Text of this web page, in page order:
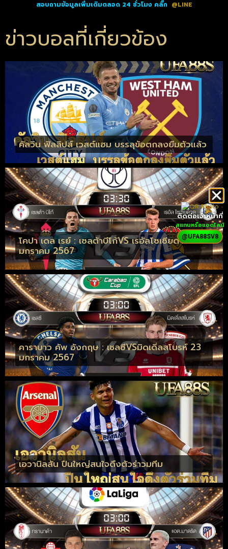
สอบถามข้อมูลเพิ่มเติมตลอด 24 ชั่วโมง คลิ๊ก @LINE
ข่าวบอลที่เกี่ยวข้อง
คัลวิน ฟิลลิปส์ เวสต์แฮม บรรลุข้อตกลงยืมตัวแล้ว
โคปา เดล เรย์ : เซลต้าบีโก้VS เรอัลโซเซียดาด 23
มกราคม 2567
คาราบาว คัพ อังกฤษ : เชลซีVSมิดเดิ่ลสโบรห์ 23
มกราคม 2567
เอวานิลสัน ปืนใหญ่สนใจดึงตัวร่าวมทีม
ติดต่อเจ้าหน้าที่
สแกนหรือแอดไลน์
@UFA88SV8